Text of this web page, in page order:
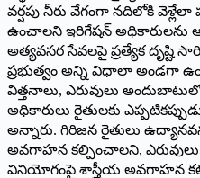
వర్షపు నీరు వేగంగా నదిలోకి
ఉంచాలని ఇరిగేషన్ అధికారులను
అత్యవసర సేవలపై ప్రత్యేక
ప్రభుత్వం అన్ని విధాలా అండగా
విత్తనాలు, ఎరువులు
అధికారులు రైతులకు
అన్నారు. గిరిజన రైతులు
అవగాహన కల్పించాలని,
వినియోగంపై శాస్త్రీయ అవగాహన